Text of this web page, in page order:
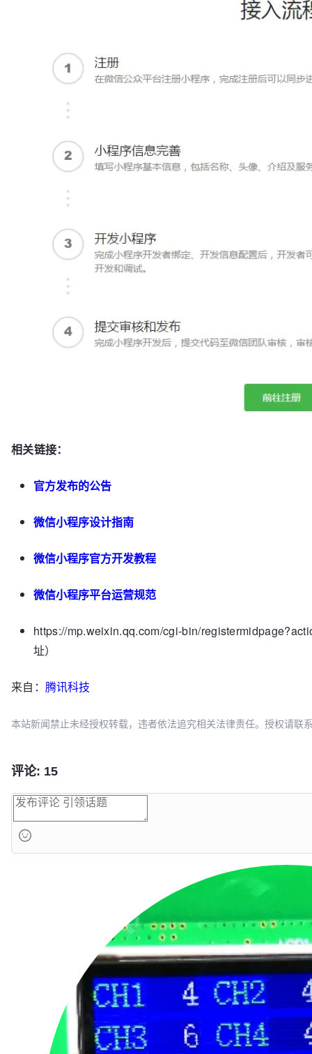
相关链接：
官方发布的公告
微信小程序设计指南
微信小程序官方开发教程
微信小程序平台运营规范
https://mp.weixin.qq.com/cgi-bin/
址）
来自： 腾讯科技
本站新闻禁止未经授权转载，违者依法追究相关法律责任。授权请联
评论: 15